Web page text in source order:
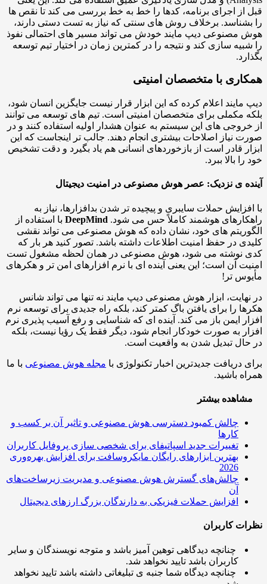
از اجرای برنامه، کدها را خط به خط بررسی می کند تا نقص ها
برخلاف روش های سنتی که نیاز به تست دستی دارند،
مصنوعی دیپ مایند خودش می تواند مسیر های احتمالی نفوذ
سازی کند و نتیجه را در کمترین زمان در اختیار تیم توسعه
با متخصصان امنیتی
اعلام کرده که این ابزار قرار نیست جایگزین انسان شود،
مکملی برای متخصصان امنیتی است. تیم های توسعه می توانند
های این سیستم به عنوان هشدار اولیه استفاده کنند و در
نیاز اصلاحات بیشتری انجام دهند. جالب تر اینجاست که این
قادر است از بازخوردهای انسانی هم یاد بگیرد و دقت تشخیص
بالا ببرد.
ی نزدیک: عصر هوش مصنوعی در امنیت دیجیتال
حملات سایبری و پیچیده تر شدن بدافزارها، نیاز به
هوشمند کاملاً حس می شود.DeepMindبا استفاده از
های خود، نشان داده که هوش مصنوعی می تواند نقشی
در حفظ امنیت اطلاعات داشته باشد. تصور کنید هر بار که
نوشته می شود، هوش مصنوعی در همان لحظه مشغول تست
آن است؛ این یعنی آینده ای با نرم افزارهای امن تر و هکرهای
تر!
ابزار هوش مصنوعی دیپ مایند نه تنها می تواند شانس
را برای یافتن باگ کمتر کند، بلکه راه جدیدی برای توسعه نرم
ایمن باز می کند. آینده ای که شناسایی و رفع آسیب پذیری نرم
به صورت خودکار انجام شود، دیگر فقط یک رؤیا نیست، بلکه
تبدیل شدن به واقعیت است.
دریافت جدیدترین اخبار تکنولوژی با مجله هوش مصنوعیبا ما
باشید.
بیشتر
چالش کمبود دسترسی هوش مصنوعی و تاثیر آن بر کسب و
کارها
تغییرات جدید اسپاتیفای برای شخصی سازی پروفایل کاربران
بهترین ابزارهای رایگان مایکروسافت برای افزایش بهره‌وری
چالش‌های گسترش هوش مصنوعی و مدیریت زیرساخت‌های
افزایش حملات فیزیکی به دارندگان بزرگ ارزهای دیجیتال
کاربران
چنانچه دیدگاهی توهین آمیز باشد و متوجه نویسندگان و سایر
کاربران باشد تایید نخواهد شد.
چنانچه دیدگاه شما جنبه ی تبلیغاتی داشته باشد تایید نخواهد